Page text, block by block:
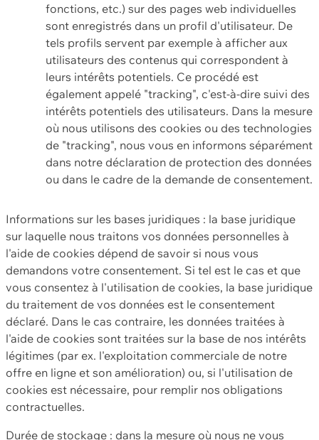
fonctions, etc.) sur des pages web individuelles
sont enregistrés dans un profil d'utilisateur. De
tels profils servent par exemple à afficher aux
utilisateurs des contenus qui correspondent à
leurs intérêts potentiels. Ce procédé est
également appelé "tracking", c'est-à-dire suivi des
intérêts potentiels des utilisateurs. Dans la mesure
où nous utilisons des cookies ou des technologies
de "tracking", nous vous en informons séparément
dans notre déclaration de protection des données
ou dans le cadre de la demande de consentement.
Informations sur les bases juridiques : la base juridique
sur laquelle nous traitons vos données personnelles à
l'aide de cookies dépend de savoir si nous vous
demandons votre consentement. Si tel est le cas et que
vous consentez à l'utilisation de cookies, la base juridique
du traitement de vos données est le consentement
déclaré. Dans le cas contraire, les données traitées à
l'aide de cookies sont traitées sur la base de nos intérêts
légitimes (par ex. l'exploitation commerciale de notre
offre en ligne et son amélioration) ou, si l'utilisation de
cookies est nécessaire, pour remplir nos obligations
contractuelles.
Durée de stockage : dans la mesure où nous ne vous